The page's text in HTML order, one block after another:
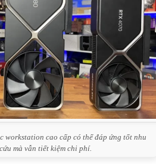
workstation cao cấp có thể đáp ứng tốt nhu
mà vẫn tiết kiệm chi phí.